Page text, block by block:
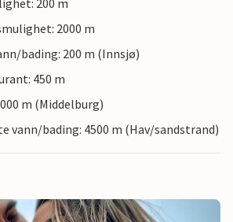
200 m
2000 m
bading: 200 m (Innsjø)
450 m
m (Middelburg)
vann/bading: 4500 m (Hav/sandstrand)